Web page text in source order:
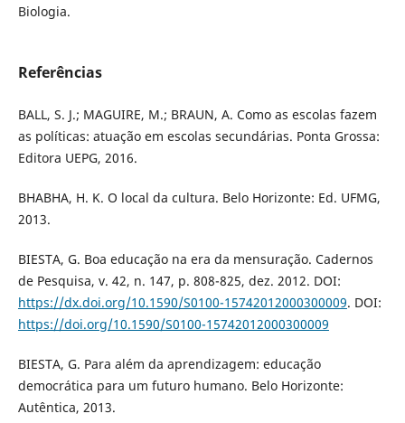
Biologia.
Referências
BALL, S. J.; MAGUIRE, M.; BRAUN, A. Como as escolas fazem
as políticas: atuação em escolas secundárias. Ponta Grossa:
Editora UEPG, 2016.
BHABHA, H. K. O local da cultura. Belo Horizonte: Ed. UFMG,
2013.
BIESTA, G. Boa educação na era da mensuração. Cadernos
de Pesquisa, v. 42, n. 147, p. 808-825, dez. 2012. DOI:
https://dx.doi.org/10.1590/S0100-15742012000300009. DOI:
https://doi.org/10.1590/S0100-15742012000300009
BIESTA, G. Para além da aprendizagem: educação
democrática para um futuro humano. Belo Horizonte:
Autêntica, 2013.